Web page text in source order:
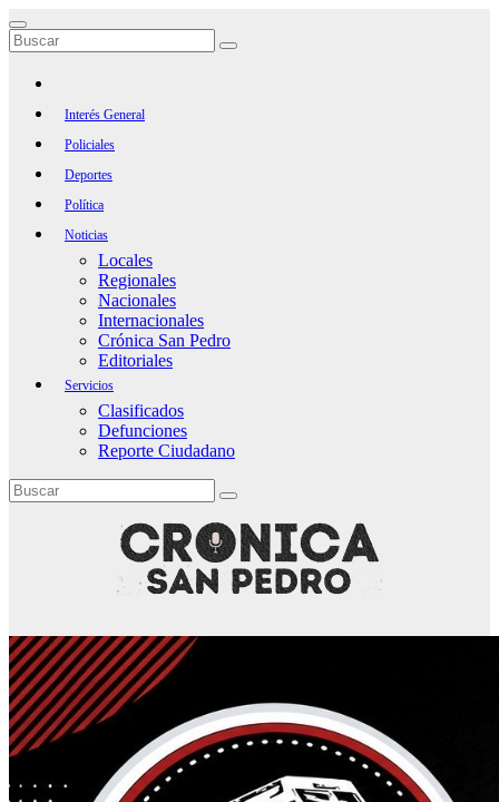
Saltar
al
contenido
Interés General
Policiales
Deportes
Política
Noticias
Locales
Regionales
Nacionales
Internacionales
Crónica San Pedro
Editoriales
Servicios
Clasificados
Defunciones
Reporte Ciudadano